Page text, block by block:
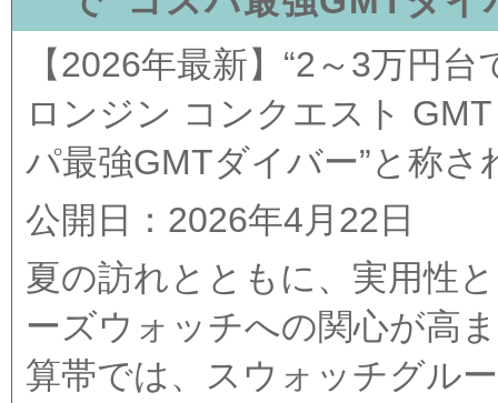
【2026年最新】“2～3万円
ロンジン コンクエスト
パ最強GMTダイバー”と称さ
公開日：2026年4月22日
夏の訪れとともに、実用性
ーズウォッチへの関心が高
算帯では、スウォッチグル